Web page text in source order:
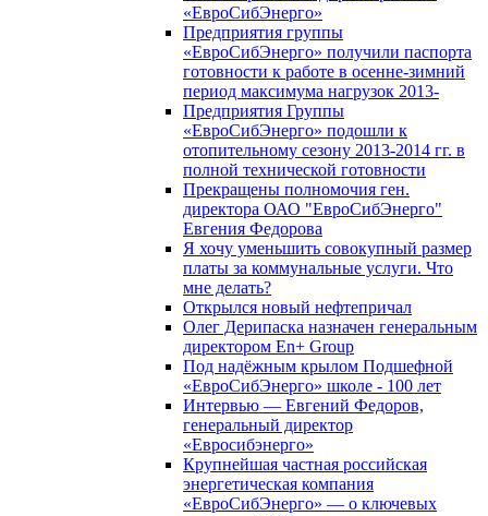
«ЕвроСибЭнерго»
Предприятия группы
«ЕвроСибЭнерго» получили паспорта
готовности к работе в осенне-зимний
период максимума нагрузок 2013-
Предприятия Группы
«ЕвроСибЭнерго» подошли к
отопительному сезону 2013-2014 гг. в
полной технической готовности
Прекращены полномочия ген.
директора ОАО "ЕвроСибЭнерго"
Евгения Федорова
Я хочу уменьшить совокупный размер
платы за коммунальные услуги. Что
мне делать?
Открылся новый нефтепричал
Олег Дерипаска назначен генеральным
директором En+ Group
Под надёжным крылом Подшефной
«ЕвроСибЭнерго» школе - 100 лет
Интервью — Евгений Федоров,
генеральный директор
«Евросибэнерго»
Крупнейшая частная российская
энергетическая компания
«ЕвроСибЭнерго» — о ключевых